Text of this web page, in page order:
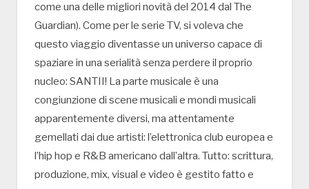
come una delle migliori novità del 2014 dal The
Guardian). Come per le serie TV, si voleva che
questo viaggio diventasse un universo capace di
spaziare in una serialità senza perdere il proprio
nucleo: SANTII! La parte musicale è una
congiunzione di scene musicali e mondi musicali
apparentemente diversi, ma attentamente
gemellati dai due artisti: l’elettronica club europea e
l’hip hop e R&B americano dall’altra. Tutto: scrittura,
produzione, mix, visual e video è gestito fatto e